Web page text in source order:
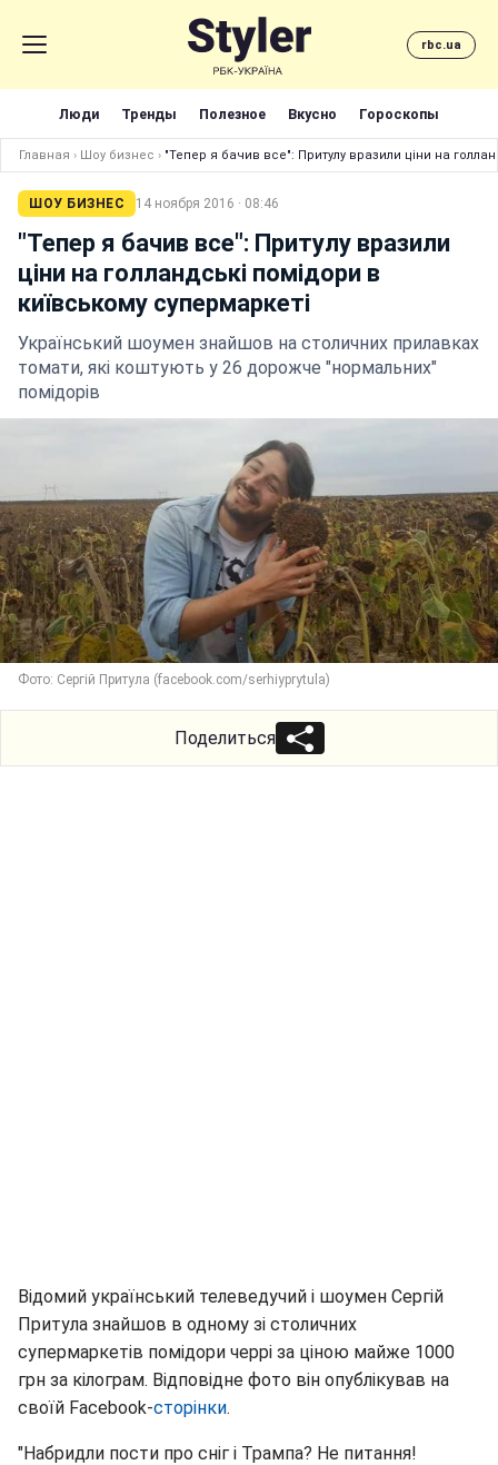
rbc.ua
Люди Тренды Полезное Вкусно Гороскопы
Главная › Шоу бизнес › "Тепер я
ШОУ БИЗНЕС 14 ноября 2016 · 08:46
"Тепер я бачив все": Притулу вразили
ціни на голландські помідори в
київському супермаркеті
Український шоумен знайшов на столичних прилавках
томати, які коштують у 26 дорожче "нормальних"
помідорів
Фото: Сергій Притула (facebook.com/serhiyprytula)
Поделиться
Відомий український телеведучий і шоумен Сергій
Притула знайшов в одному зі столичних
супермаркетів помідори черрі за ціною майже 1000
грн за кілограм. Відповідне фото він опублікував на
своїй Facebook-сторінки.
"Набридли пости про сніг і Трампа? Не питання!